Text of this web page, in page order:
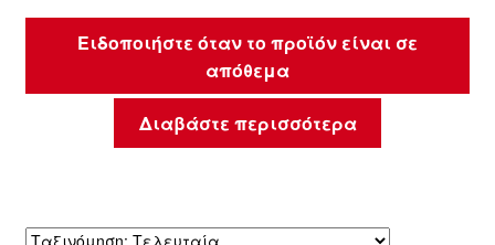
Ειδοποιήστε όταν το προϊόν είναι σε
απόθεμα
Διαβάστε περισσότερα